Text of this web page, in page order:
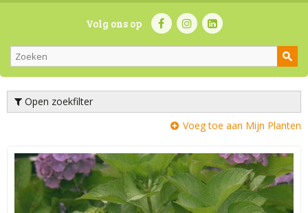
Volg ons op
Open zoekfilter
Voeg toe aan Mijn Planten